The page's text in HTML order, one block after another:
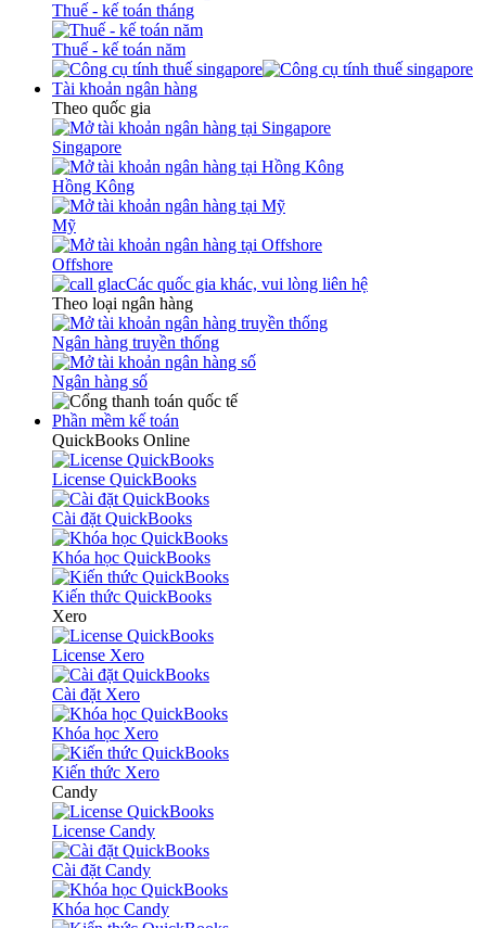
Thuế - kế toán tháng
Thuế - kế toán năm
Tài khoản ngân hàng
Theo quốc gia
Singapore
Hồng Kông
Mỹ
Offshore
Các quốc gia khác, vui lòng liên hệ
Theo loại ngân hàng
Ngân hàng truyền thống
Ngân hàng số
Phần mềm kế toán
QuickBooks Online
License QuickBooks
Cài đặt QuickBooks
Khóa học QuickBooks
Kiến thức QuickBooks
Xero
License Xero
Cài đặt Xero
Khóa học Xero
Kiến thức Xero
Candy
License Candy
Cài đặt Candy
Khóa học Candy